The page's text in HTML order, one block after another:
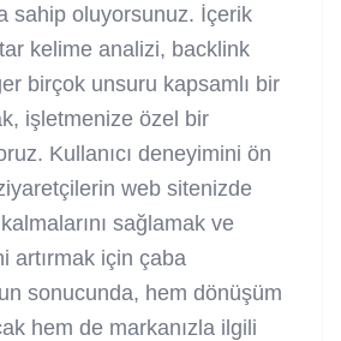
sahip oluyorsunuz. İçerik
kelime analizi, backlink
birçok unsuru kapsamlı bir
işletmenize özel bir
Kullanıcı deneyimini ön
web sitenizde
sağlamak ve
artırmak için çaba
sonucunda, hem dönüşüm
hem de markanızla ilgili